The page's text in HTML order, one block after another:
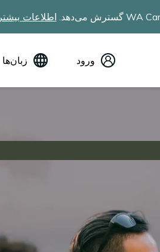
اطلاعات بیشتر
ورود زبان‌ها
Русский
українська
Soomaali